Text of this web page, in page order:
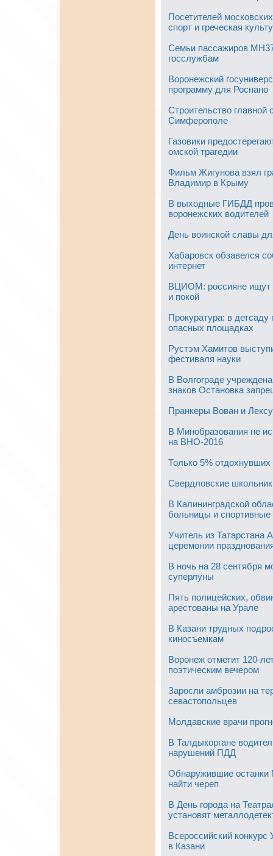
Посетителей
спорт и греческая
Семьи пассажиров
госслужбам
Воронежский
программу для Роснано
Строительство
Симферополе
Газовики
омской трагедии
Фильм Жигунова взял
Владимир в Крыму
В выходные ГИБДД
воронежских водителей
День воинской славы
Хабаровск обзавелся
интернет
ВЦИОМ: россияне ищут
и покой
Прокуратура: в
опасных площадках
Рустэм Хамитов
фестиваля науки
В Волгограде
знаков Остановка
Пранкеры Вован и
В Минобразования не
на ВНО-2016
Только 5%
Свердловские
В Калининградской
больницы и
Учитель из Татарстана
церемонии
В ночь на 28 сентября
суперлуны
Пять полицейских,
арестованы на Урале
В Казани трудных
киносъемкам
Воронеж отметит 120-
поэтическим вечером
Заросли амброзии на
севастопольцев
Молдавские врачи
В Талдыкоргане
нарушений ПДД
Обнаружившие
найти череп
В День города на
установят
Всероссийский конкурс
в Казани